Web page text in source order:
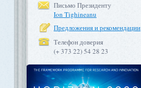
Письмо Президенту
Ion Tighineanu
Предложения и рекомендации
Телефон доверия
(+ 373 22) 54 28 23